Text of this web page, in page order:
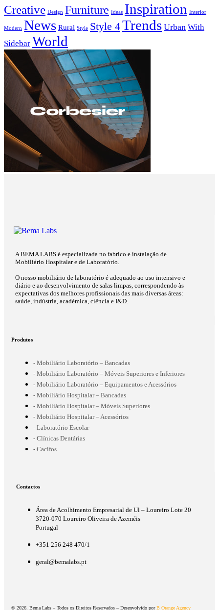
Creative Design Furniture Ideas Inspiration Interior
Modern News Rural Style Style 4Trends Urban With
Sidebar World
A BEMA LABS é especializada no fabrico e instalação de
Mobiliário Hospitalar e de Laboratório.
O nosso mobiliário de laboratório é adequado ao uso intensivo e
diário e ao desenvolvimento de salas limpas, correspondendo às
expectativas dos melhores profissionais das mais diversas áreas:
saúde, indústria, académica, ciência e I&D.
Produtos
- Mobiliário Laboratório – Bancadas
- Mobiliário Laboratório – Móveis Superiores e Inferiores
- Mobiliário Laboratório – Equipamentos e Acessórios
- Mobiliário Hospitalar – Bancadas
- Mobiliário Hospitalar – Móveis Superiores
- Mobiliário Hospitalar – Acessórios
- Laboratório Escolar
- Clínicas Dentárias
- Cacifos
Contactos
Área de Acolhimento Empresarial de Ul – Loureiro Lote 20
3720-070 Loureiro Oliveira de Azeméis
Portugal
+351 256 248 470/1
geral@bemalabs.pt
© 2026. Bema Labs – Todos os Direitos Reservados – Desenvolvido porB Orange Agency